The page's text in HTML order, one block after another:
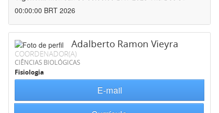
00:00:00 BRT 2026
Adalberto Ramon Vieyra
COORDENADOR(A)
CIÊNCIAS BIOLÓGICAS
Fisiologia
E-mail